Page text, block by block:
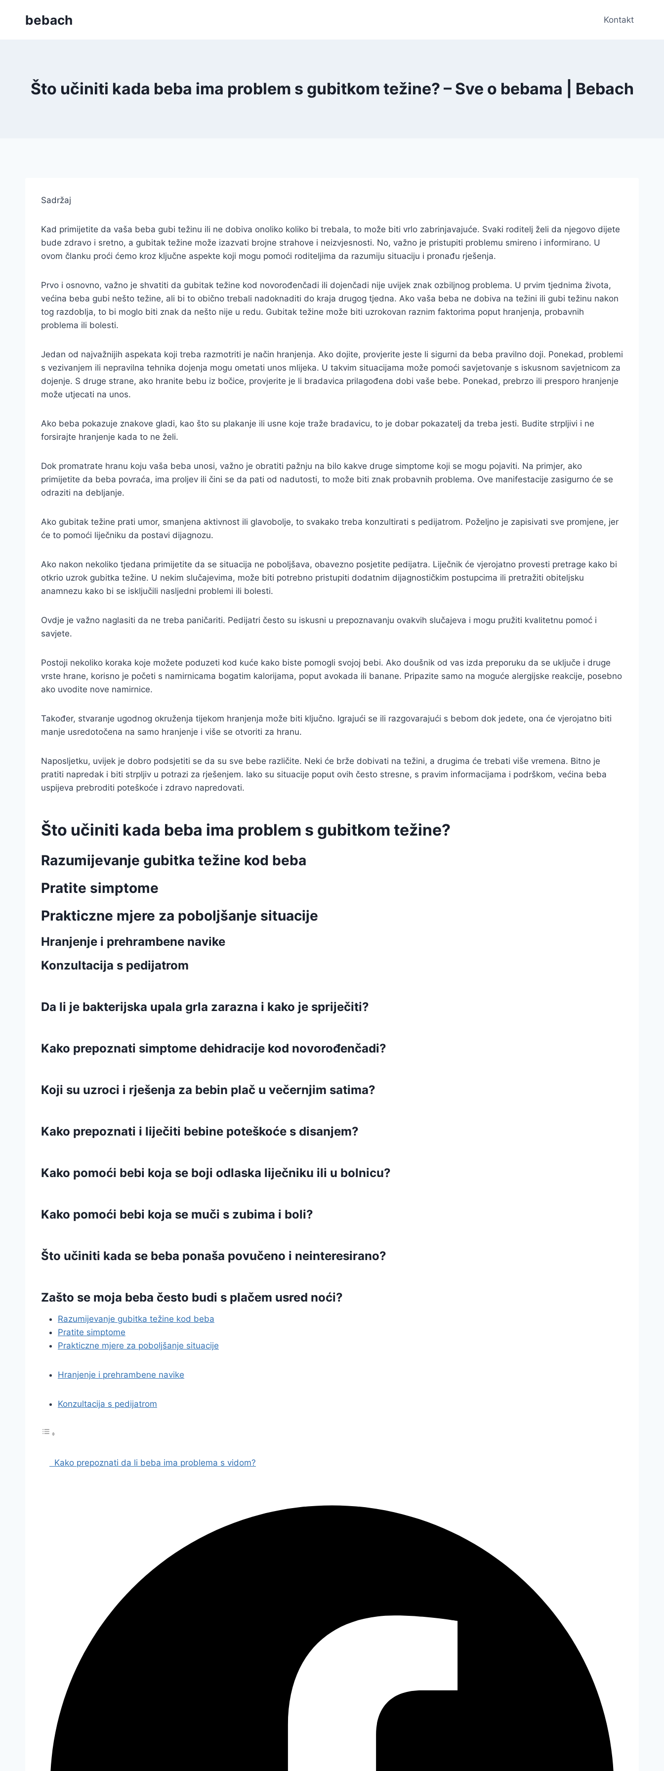
bebach Kontakt
Što učiniti kada beba ima problem s gubitkom težine? – Sve o bebama | Bebach
Sadržaj
Kad primijetite da vaša beba gubi težinu ili ne dobiva onoliko koliko bi trebala, to može biti vrlo zabrinjavajuće. Svaki roditelj želi da njegovo dijete
bude zdravo i sretno, a gubitak težine može izazvati brojne strahove i neizvjesnosti. No, važno je pristupiti problemu smireno i informirano. U
ovom članku proći ćemo kroz ključne aspekte koji mogu pomoći roditeljima da razumiju situaciju i pronađu rješenja.
Prvo i osnovno, važno je shvatiti da gubitak težine kod novorođenčadi ili dojenčadi nije uvijek znak ozbiljnog problema. U prvim tjednima života,
većina beba gubi nešto težine, ali bi to obično trebali nadoknaditi do kraja drugog tjedna. Ako vaša beba ne dobiva na težini ili gubi težinu nakon
tog razdoblja, to bi moglo biti znak da nešto nije u redu. Gubitak težine može biti uzrokovan raznim faktorima poput hranjenja, probavnih
problema ili bolesti.
Jedan od najvažnijih aspekata koji treba razmotriti je način hranjenja. Ako dojite, provjerite jeste li sigurni da beba pravilno doji. Ponekad, problemi
s vezivanjem ili nepravilna tehnika dojenja mogu ometati unos mlijeka. U takvim situacijama može pomoći savjetovanje s iskusnom savjetnicom za
dojenje. S druge strane, ako hranite bebu iz bočice, provjerite je li bradavica prilagođena dobi vaše bebe. Ponekad, prebrzo ili presporo hranjenje
može utjecati na unos.
Ako beba pokazuje znakove gladi, kao što su plakanje ili usne koje traže bradavicu, to je dobar pokazatelj da treba jesti. Budite strpljivi i ne
forsirajte hranjenje kada to ne želi.
Dok promatrate hranu koju vaša beba unosi, važno je obratiti pažnju na bilo kakve druge simptome koji se mogu pojaviti. Na primjer, ako
primijetite da beba povraća, ima proljev ili čini se da pati od nadutosti, to može biti znak probavnih problema. Ove manifestacije zasigurno će se
odraziti na debljanje.
Ako gubitak težine prati umor, smanjena aktivnost ili glavobolje, to svakako treba konzultirati s pedijatrom. Poželjno je zapisivati sve promjene, jer
će to pomoći liječniku da postavi dijagnozu.
Ako nakon nekoliko tjedana primijetite da se situacija ne poboljšava, obavezno posjetite pedijatra. Liječnik će vjerojatno provesti pretrage kako bi
otkrio uzrok gubitka težine. U nekim slučajevima, može biti potrebno pristupiti dodatnim dijagnostičkim postupcima ili pretražiti obiteljsku
anamnezu kako bi se isključili nasljedni problemi ili bolesti.
Ovdje je važno naglasiti da ne treba paničariti. Pedijatri često su iskusni u prepoznavanju ovakvih slučajeva i mogu pružiti kvalitetnu pomoć i
savjete.
Postoji nekoliko koraka koje možete poduzeti kod kuće kako biste pomogli svojoj bebi. Ako doušnik od vas izda preporuku da se uključe i druge
vrste hrane, korisno je početi s namirnicama bogatim kalorijama, poput avokada ili banane. Pripazite samo na moguće alergijske reakcije, posebno
ako uvodite nove namirnice.
Također, stvaranje ugodnog okruženja tijekom hranjenja može biti ključno. Igrajući se ili razgovarajući s bebom dok jedete, ona će vjerojatno biti
manje usredotočena na samo hranjenje i više se otvoriti za hranu.
Naposljetku, uvijek je dobro podsjetiti se da su sve bebe različite. Neki će brže dobivati na težini, a drugima će trebati više vremena. Bitno je
pratiti napredak i biti strpljiv u potrazi za rješenjem. Iako su situacije poput ovih često stresne, s pravim informacijama i podrškom, većina beba
uspijeva prebroditi poteškoće i zdravo napredovati.
Što učiniti kada beba ima problem s gubitkom težine?
Razumijevanje gubitka težine kod beba
Pratite simptome
Prakticzne mjere za poboljšanje situacije
Hranjenje i prehrambene navike
Konzultacija s pedijatrom
Da li je bakterijska upala grla zarazna i kako je spriječiti?
Kako prepoznati simptome dehidracije kod novorođenčadi?
Koji su uzroci i rješenja za bebin plač u večernjim satima?
Kako prepoznati i liječiti bebine poteškoće s disanjem?
Kako pomoći bebi koja se boji odlaska liječniku ili u bolnicu?
Kako pomoći bebi koja se muči s zubima i boli?
Što učiniti kada se beba ponaša povučeno i neinteresirano?
Zašto se moja beba često budi s plačem usred noći?
Razumijevanje gubitka težine kod beba
Pratite simptome
Prakticzne mjere za poboljšanje situacije
Hranjenje i prehrambene navike
Konzultacija s pedijatrom
Kako prepoznati da li beba ima problema s vidom?